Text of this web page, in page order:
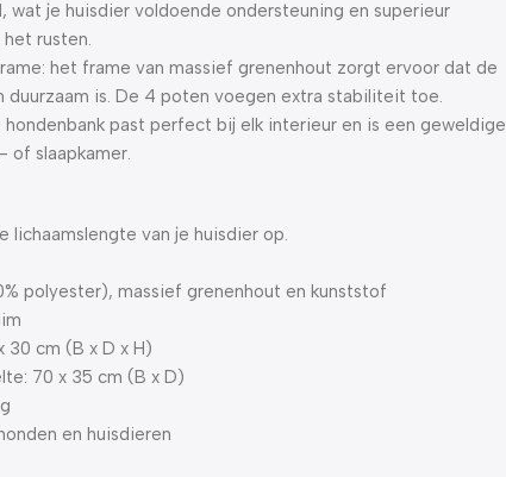
wat je huisdier voldoende ondersteuning en superieur
rusten.
het frame van massief grenenhout zorgt ervoor dat de
duurzaam is. De 4 poten voegen extra stabiliteit toe.
past perfect bij elk interieur en is een geweldige
of slaapkamer.
lichaamslengte van je huisdier op.
polyester), massief grenenhout en kunststof
30 cm (B x D x H)
70 x 35 cm (B x D)
en huisdieren